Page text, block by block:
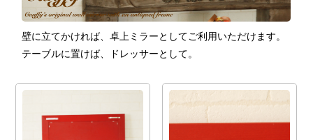
壁に立てかければ、卓上ミラーとしてご利用いただけます。
テーブルに置けば、ドレッサーとして。